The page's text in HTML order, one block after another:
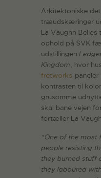
Arkitektoniske
træudskæringer
La Vaughn
ophold på SVK
udstillingen
Kingdom, hvor
fretworks-
kontrasten til
grusomme
skal bane vejen
fortæller La
“One of the
people resisting
they burned stuff
they laboured